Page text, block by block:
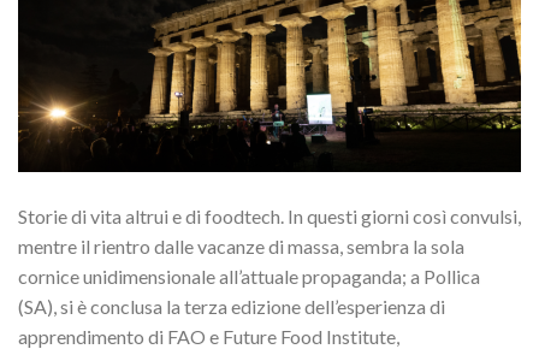
Storie di vita altrui e di foodtech. In questi giorni così convulsi,
mentre il rientro dalle vacanze di massa, sembra la sola
cornice unidimensionale all’attuale propaganda; a Pollica
(SA), si è conclusa la terza edizione dell’esperienza di
apprendimento di FAO e Future Food Institute,